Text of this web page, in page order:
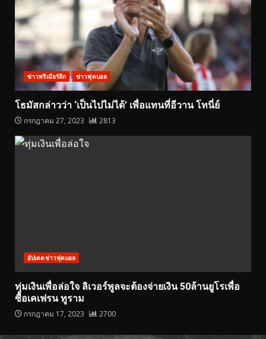
ข่าวพรีเมียร์ลีก ข่าวฟุตบอล
โธมัสกล่าวว่า ‘เป็นไปไม่ได้’ เพื่อแทนที่อีวาน โทนี่ย์
กรกฎาคม 27, 2023 2813
อัปเดตข่าวฟุตบอล
ทุ่มเงินเพื่อล่อใจ ลิเวอร์พูลจะต้องจ่ายเงิน 50ล้านยูโรเพื่อ
ซื้อเคเฟรน ทูราม
กรกฎาคม 17, 2023 2700